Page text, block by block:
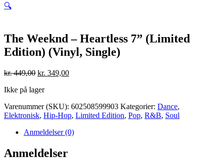
🔍
The Weeknd – Heartless 7” (Limited
Edition) (Vinyl, Single)
kr.449,00 kr. 349,00
Ikke på lager
Varenummer (SKU): 602508599903 Kategorier: Dance,
Elektronisk, Hip-Hop, Limited Edition, Pop, R&B, Soul
Anmeldelser (0)
Anmeldelser